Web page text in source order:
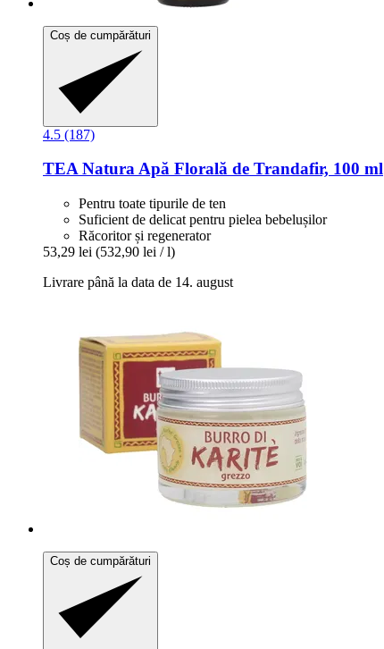
Coș de cumpărături
4.5 (187)
TEA NaturaApă Florală de Trandafir, 100 ml
Pentru toate tipurile de ten
Suficient de delicat pentru pielea bebelușilor
Răcoritor și regenerator
53,29 lei (532,90 lei / l)
Livrare până la data de 14. august
Coș de cumpărături